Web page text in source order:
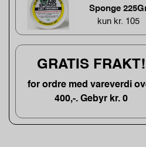
Sponge
kun kr. 105
GRATIS FRAKT!
for ordre med vareverdi
400,-. Gebyr kr. 0